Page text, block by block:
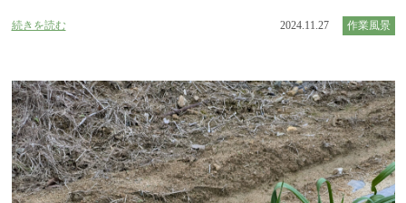
続きを読む 2024.11.27 作業風景